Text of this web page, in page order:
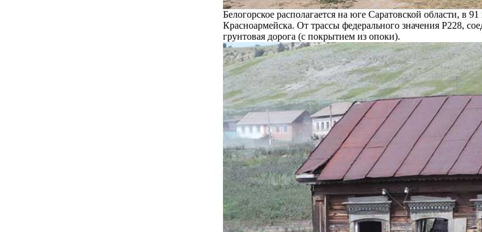
Белогорское располагается на юге Саратовской области, в
Красноармейска. От трассы федерального значения Р228,
грунтовая дорога (с покрытием из опоки).